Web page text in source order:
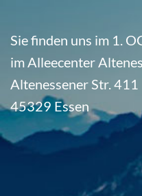
Sie finden uns im 1.
im Alleecenter
Altenessener Str. 411
45329 Essen